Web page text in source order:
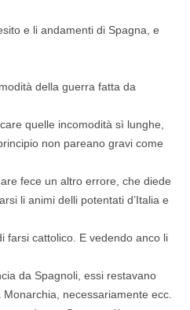
e li andamenti di Spagna, e
della guerra fatta da
quelle incomodità sì lunghe,
non pareano gravi come
fece un altro errore, che diede
li animi delli potentati d’Italia e
farsi cattolico. E vedendo anco li
da Spagnoli, essi restavano
necessariamente ecc.